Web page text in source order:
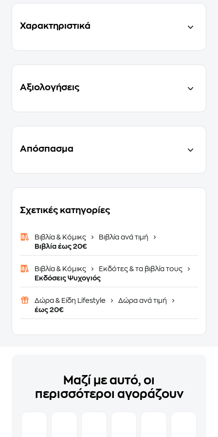
Χαρακτηριστικά
Αξιολογήσεις
Απόσπασμα
Σχετικές κατηγορίες
Βιβλία & Κόμικς
Βιβλία ανά τιμή
Βιβλία έως 20€
Βιβλία & Κόμικς
Εκδότες & τα βιβλία τους
Εκδόσεις Ψυχογιός
Δώρα & Είδη Lifestyle
Δώρα ανά τιμή
έως 20€
Μαζί με αυτό, οι
περισσότεροι αγοράζουν